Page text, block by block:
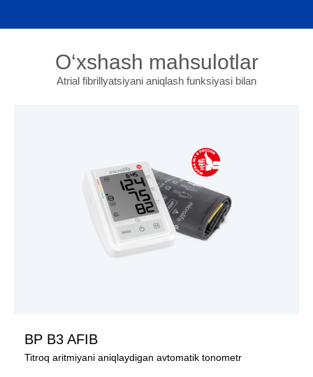
O‘xshash mahsulotlar
Atrial fibrillyatsiyani aniqlash funksiyasi bilan
BP B3 AFIB
Titroq aritmiyani aniqlaydigan avtomatik tonometr
MAHSULOTNI KO‘RISH